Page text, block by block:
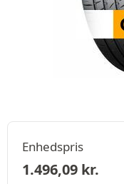
Enhedspris
1.496,09 kr.